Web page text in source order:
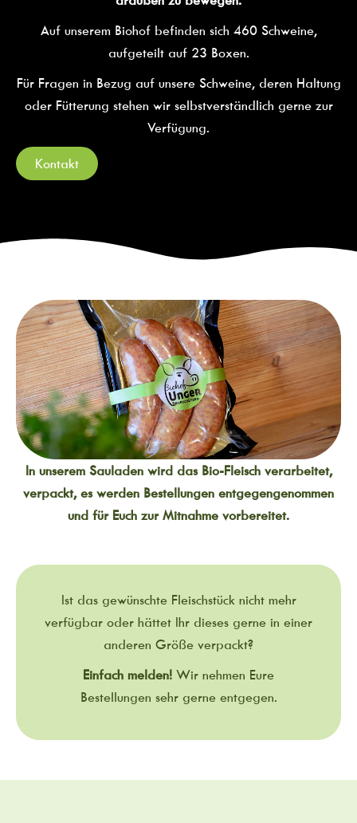
Auf unserem Biohof befinden sich 460 Schweine,
aufgeteilt auf 23 Boxen.
Für Fragen in Bezug auf unsere Schweine, deren Haltung
oder Fütterung stehen wir selbstverständlich gerne zur
Verfügung.
Kontakt
In unserem Sauladen wird das Bio-Fleisch verarbeitet,
verpackt, es werden Bestellungen entgegengenommen
und für Euch zur Mitnahme vorbereitet.
Ist das gewünschte Fleischstück nicht mehr
verfügbar oder hättet Ihr dieses gerne in einer
anderen Größe verpackt?
Einfach melden! Wir nehmen Eure
Bestellungen sehr gerne entgegen.